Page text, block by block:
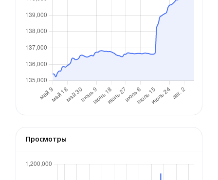
Просмотры